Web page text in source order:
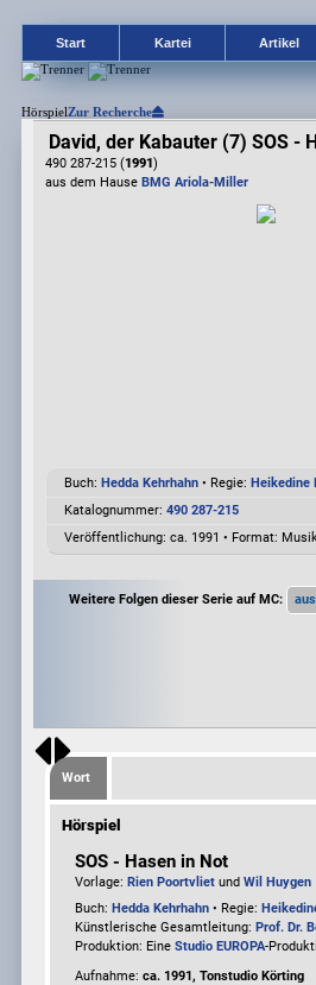
Start Kartei Artikel
HörspielZur Recherche
David, der Kabauter (7) SOS -
490 287-215 (1991)
aus dem Hause BMG Ariola-Miller
Buch: Hedda Kehrhahn• Regie: Heikedine
Katalognummer: 490 287-215
Veröffentlichung: ca. 1991 • Format:
Weitere Folgen dieser Serie auf MC:
Wort
Hörspiel
SOS - Hasen in Not
Vorlage:Rien Poortvliet undWil Huygen
Buch:Hedda Kehrhahn • Regie:
Künstlerische Gesamtleitung:Prof. Dr.
Produktion: EineStudio EUROPA-
Aufnahme:ca. 1991, Tonstudio Körting